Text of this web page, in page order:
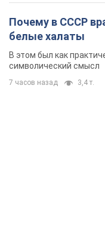
Почему в СССР
белые халаты
В этом был как
символический смысл
7 часов назад 3,4 т.